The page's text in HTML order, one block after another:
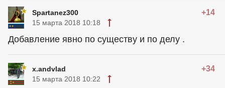
Spartanez300 +14
15 марта 2018 10:18
Добавление явно по существу и по делу .
x.andvlad +34
15 марта 2018 10:22